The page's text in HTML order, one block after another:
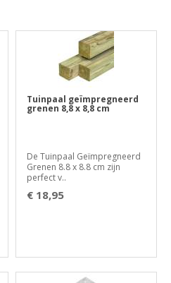
Tuinpaal geïmpregneerd
grenen 8,8 x 8,8 cm
De Tuinpaal Geïmpregneerd
Grenen 8.8 x 8.8 cm zijn
perfect v..
€ 18,95